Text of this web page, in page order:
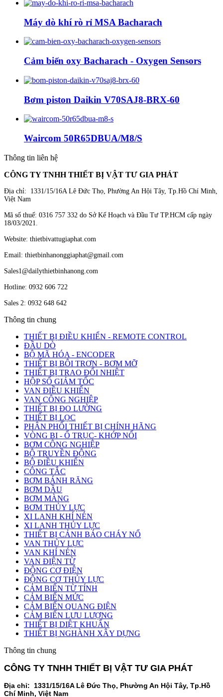
Máy dò khí rò rỉ MSA Bacharach
Cảm biến oxy Bacharach - Oxygen Sensors
Bơm piston Daikin V70SAJ8-BRX-60
Waircom 50R65DBUA/M8/S
Thông tin liên hệ
CÔNG TY TNHH THIẾT BỊ VẬT TƯ GIA PHÁT
Địa chỉ: 1331/15/16A Lê Đức Thọ, Phường An Hội Tây, Tp.Hồ Chí Minh,
Việt Nam
Mã số thuế: 0316 757 332 do Sở Kế Hoạch và Đầu Tư TP.HCM cấp ngày
18/03/2021.
Website: thietbivattugiaphat.com
Email: thietbinhanonggiaphat@gmail.com
Sales1@dailythietbinhanong.com
Hotline: 0932 606 722
Sales 2: 0932 648 642
Thông tin chung
THIẾT BỊ ĐIỀU KHIỂN - REMOTE CONTROL
ĐẦU DÒ
BỘ MÃ HÓA - ENCODER
THIẾT BỊ BÔI TRƠN - BƠM MỠ
THIẾT BỊ TRAO ĐỔI NHIỆT
HỘP SỐ GIẢM TỐC
VAN ĐIỀU KHIỂN
VAN CÔNG NGHIỆP
THIẾT BỊ ĐO LƯỜNG
THIẾT BỊ LỌC
PHÂN PHỐI THIẾT BỊ CHÍNH HÃNG
VÒNG BI - Ổ TRỤC- KHỚP NỐI
BƠM CÔNG NGHIỆP
BỘ TRUYỀN ĐỘNG
BỘ ĐIỀU KHIỂN
CÔNG TẮC
BƠM BÁNH RĂNG
BƠM DẦU
BƠM MÀNG
BƠM THỦY LỰC
XI LANH KHÍ NÉN
XI LANH THỦY LỰC
THIẾT BỊ CẢNH BÁO CHÁY NỔ
VAN THỦY LỰC
VAN KHÍ NÉN
VAN ĐIỆN TỪ
ĐỘNG CƠ ĐIỆN
ĐỘNG CƠ THỦY LỰC
CẢM BIẾN TỪ TÍNH
CẢM BIẾN MỨC
CẢM BIẾN QUANG ĐIỆN
CẢM BIẾN LƯU LƯỢNG
THIẾT BỊ DIỆT KHUẨN
THIẾT BỊ NGHÀNH XÂY DỰNG
Thông tin chung
CÔNG TY TNHH THIẾT BỊ VẬT TƯ GIA PHÁT
Địa chỉ: 1331/15/16A Lê Đức Thọ, Phường An Hội Tây, Tp.Hồ
Chí Minh, Việt Nam